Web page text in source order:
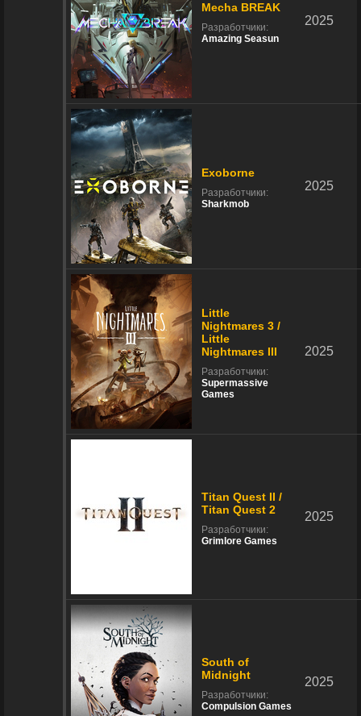
Mecha BREAK
Разработчики:
Amazing Seasun
2025
Exoborne
Разработчики:
Sharkmob
2025
Little
Nightmares 3 /
Little
Nightmares III
Разработчики:
Supermassive
Games
2025
Titan Quest II /
Titan Quest 2
Разработчики:
Grimlore Games
2025
South of
Midnight
Разработчики:
Compulsion Games
2025